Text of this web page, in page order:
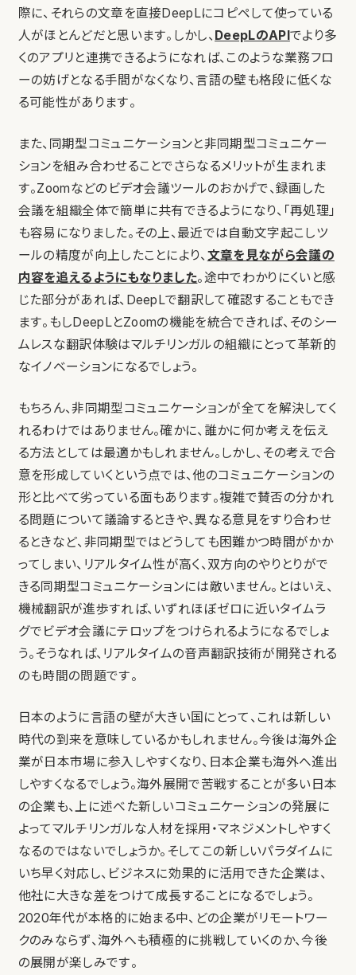
際に、それらの文章を直接DeepLにコピペして使っている
人がほとんどだと思います。しかし、 DeepLのAPI でより多
くのアプリと連携できるようになれば、このような業務フロ
ーの妨げとなる手間がなくなり、言語の壁も格段に低くな
る可能性があります。
また、同期型コミュニケーションと非同期型コミュニケー
ションを組み合わせることでさらなるメリットが生まれま
す。Zoomなどのビデオ会議ツールのおかげで、録画した
会議を組織全体で簡単に共有できるようになり、「再処理」
も容易になりました。その上、最近では自動文字起こしツ
ールの精度が向上したことにより、 文章を見ながら会議の
内容を追えるようにもなりました。途中でわかりにくいと感
じた部分があれば、DeepLで翻訳して確認することもでき
ます。もしDeepLとZoomの機能を統合できれば、そのシー
ムレスな翻訳体験はマルチリンガルの組織にとって革新的
なイノベーションになるでしょう。
もちろん、非同期型コミュニケーションが全てを解決してく
れるわけではありません。確かに、誰かに何か考えを伝え
る方法としては最適かもしれません。しかし、その考えで合
意を形成していくという点では、他のコミュニケーションの
形と比べて劣っている面もあります。複雑で賛否の分かれ
る問題について議論するときや、異なる意見をすり合わせ
るときなど、非同期型ではどうしても困難かつ時間がかか
ってしまい、リアルタイム性が高く、双方向のやりとりがで
きる同期型コミュニケーションには敵いません。とはいえ、
機械翻訳が進歩すれば、いずれほぼゼロに近いタイムラ
グでビデオ会議にテロップをつけられるようになるでしょ
う。そうなれば、リアルタイムの音声翻訳技術が開発される
のも時間の問題です。
日本のように言語の壁が大きい国にとって、これは新しい
時代の到来を意味しているかもしれません。今後は海外企
業が日本市場に参入しやすくなり、日本企業も海外へ進出
しやすくなるでしょう。海外展開で苦戦することが多い日本
の企業も、上に述べた新しいコミュニケーションの発展に
よってマルチリンガルな人材を採用・マネジメントしやすく
なるのではないでしょうか。そしてこの新しいパラダイムに
いち早く対応し、ビジネスに効果的に活用できた企業は、
他社に大きな差をつけて成長することになるでしょう。
2020年代が本格的に始まる中、どの企業がリモートワー
クのみならず、海外へも積極的に挑戦していくのか、今後
の展開が楽しみです。